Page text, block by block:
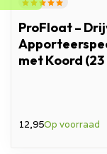
ProFloat –
met Koord (23
12,95Op voorraad